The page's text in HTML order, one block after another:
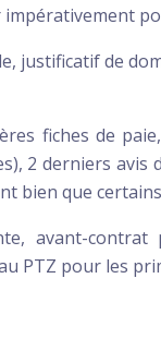
justificatif de
fiches de
2 derniers
bien que
avant-
PTZ pour les